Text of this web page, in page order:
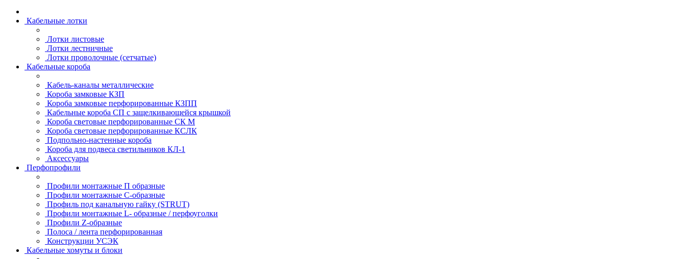
Кабельные лотки
Лотки листовые
Лотки лестничные
Лотки проволочные (сетчатые)
Кабельные короба
Кабель-каналы металлические
Короба замковые КЗП
Короба замковые перфорированные КЗПП
Кабельные короба СП с защелкивающейся крышкой
Короба световые перфорированные СК М
Короба световые перфорированные КСЛК
Подпольно-настенные короба
Короба для подвеса светильников КЛ-1
Аксессуары
Перфопрофили
Профили монтажные П образные
Профили монтажные C-образные
Профиль под канальную гайку (STRUT)
Профили монтажные L- образные / перфоуголки
Профили Z-образные
Полоса / лента перфорированная
Конструкции УСЭК
Кабельные хомуты и блоки